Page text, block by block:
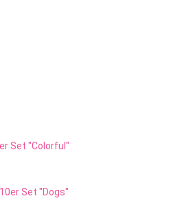
Set "Colorful"